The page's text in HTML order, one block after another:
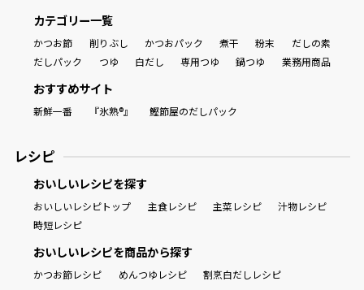
カテゴリー一覧
かつお節 削りぶし かつおパック 煮干 粉末
だしの素
だしパック
つゆ 白だし 専用つゆ 鍋つゆ 業務用商品
おすすめサイト
新鮮一番 『氷熟®』 鰹節屋のだしパック
レシピ
おいしいレシピを探す
おいしいレシピトップ 主食レシピ 主菜レシピ
汁物レシピ
時短レシピ
おいしいレシピを商品から探す
かつお節レシピ めんつゆレシピ 割烹白だしレシピ